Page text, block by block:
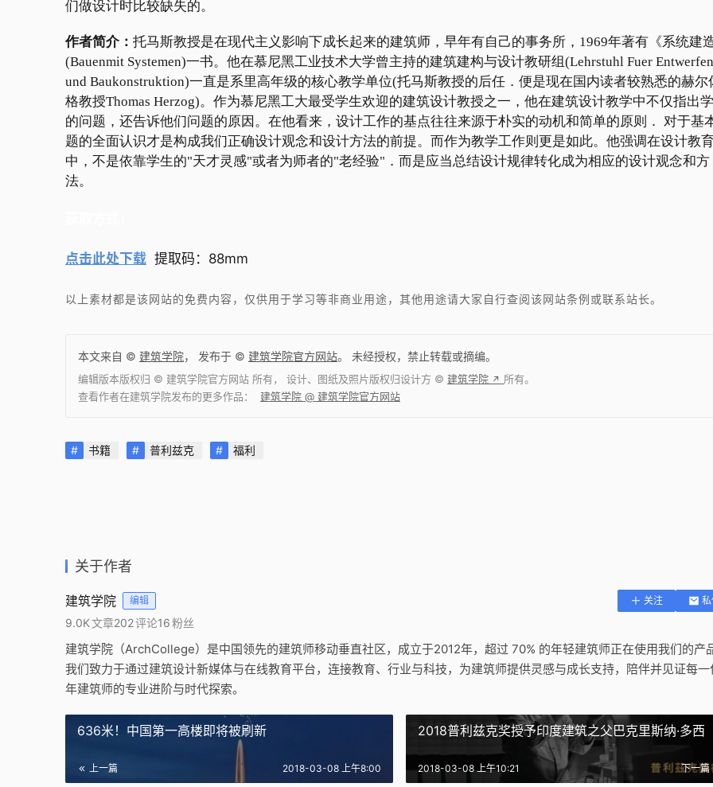
们做设计时比较缺失的。
作者简介： 托马斯教授是在现代主义影响下成长起来的建筑师，早年有自己的事务所，1969年著有《系统建造
(Bauenmit Systemen)一书。他在慕尼黑工业技术大学曾主持的建筑建构与设计教研组(Lehrstuhl Fuer Entwerfen
und Baukonstruktion)一直是系里高年级的核心教学单位(托马斯教授的后任．便是现在国内读者较熟悉的赫尔
格教授Thomas Herzog)。作为慕尼黑工大最受学生欢迎的建筑设计教授之一，他在建筑设计教学中不仅指出
的问题，还告诉他们问题的原因。在他看来，设计工作的基点往往来源于朴实的动机和简单的原则． 对于基
题的全面认识才是构成我们正确设计观念和设计方法的前提。而作为教学工作则更是如此。他强调在设计教育
中，不是依靠学生的"天才灵感"或者为师者的"老经验"．而是应当总结设计规律转化成为相应的设计观念和方
法。
点击此处下载 提取码：88mm
以上素材都是该网站的免费内容，仅供用于学习等非商业用途，其他用途请大家自行查阅该网站条例或联系站长。
本文来自 © 建筑学院， 发布于 © 建筑学院官方网站。 未经授权，禁止转载或摘编。
编辑版本版权归 © 建筑学院官方网站 所有， 设计、图纸及照片版权归设计方 © 建筑学院 ↗ 所有。
查看作者在建筑学院发布的更多作品： 建筑学院 @ 建筑学院官方网站
书籍 普利兹克 福利
关于作者
建筑学院 编辑 关注
9.0K文章202评论16粉丝
建筑学院（ArchCollege）是中国领先的建筑师移动垂直社区，成立于2012年，超过 70% 的年轻建筑师正在使用我们的产
我们致力于通过建筑设计新媒体与在线教育平台，连接教育、行业与科技，为建筑师提供灵感与成长支持，陪伴并见证每一
年建筑师的专业进阶与时代探索。
636米！中国第一高楼即将被刷新
上一篇 2018-03-08 上午8:00
2018普利兹克奖授予印度建筑之父巴克里斯纳·多西
下一篇
2018-03-08 上午10:21